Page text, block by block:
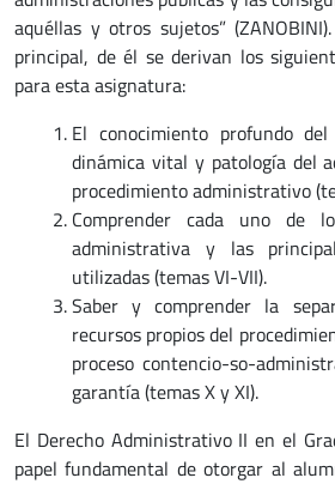
aquéllas y otros sujetos”
principal, de él se derivan los
para esta asignatura:
El conocimiento profundo
dinámica vital y patología del
procedimiento administrativo
Comprender cada uno de
administrativa y las
utilizadas (temas VI-VII).
Saber y comprender la
recursos propios del
proceso contencio-so-
garantía (temas X y XI).
El Derecho Administrativo II en el
papel fundamental de otorgar al